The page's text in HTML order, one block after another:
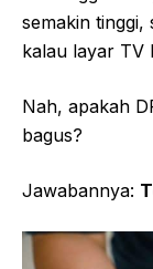
semakin tinggi,
kalau layar TV
Nah, apakah
bagus?
Jawabannya: